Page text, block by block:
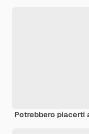
Potrebbero piacerti